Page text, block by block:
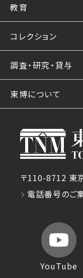
教育
コレクション
調査・研究・貸与
東博について
〒110-8712 東
電話番号のご
YouTube